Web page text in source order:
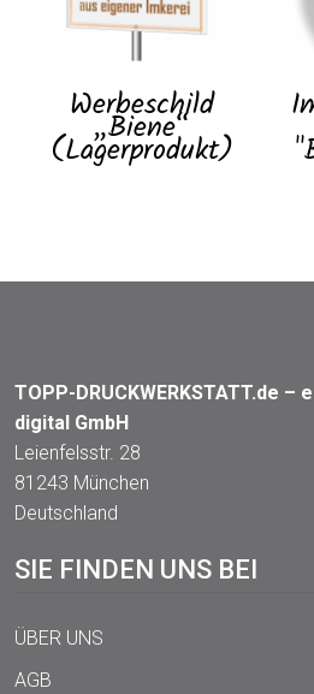
Werbeschild
„Biene“
(Lagerprodukt)
TOPP-DRUCKWERKSTATT.de –
digital GmbH
Leienfelsstr. 28
81243 München
Deutschland
SIE FINDEN UNS BEI
ÜBER UNS
AGB